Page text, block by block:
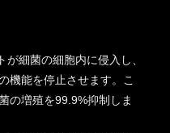
細菌の細胞内に侵入し、
機能を停止させます。こ
の増殖を99.9%抑制しま